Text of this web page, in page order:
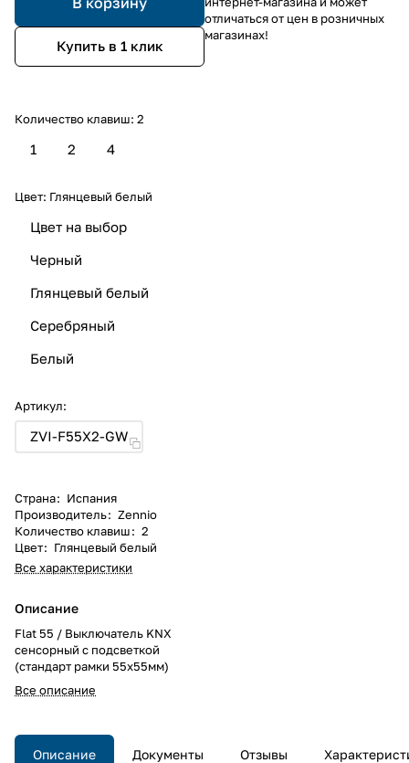
Купить в 1 клик
Количество клавиш: 2
2
1 4
Цвет: Глянцевый белый
Глянцевый белый
Цвет на выбор
Черный
Серебряный
Белый
Артикул:
ZVI-F55X2-GW
Страна: Испания
Производитель: Zennio
Количество клавиш: 2
Цвет: Глянцевый белый
Все характеристики
Описание
Flat 55 / Выключатель KNX
сенсорный с подсветкой
(стандарт рамки 55x55мм)
Все описание
отличаться от цен в розничных
магазинах!
Описание Документы Отзывы